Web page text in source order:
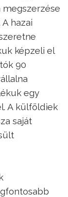
megszerzése
hazai
képzeli el
90
egy
A külföldiek
saját